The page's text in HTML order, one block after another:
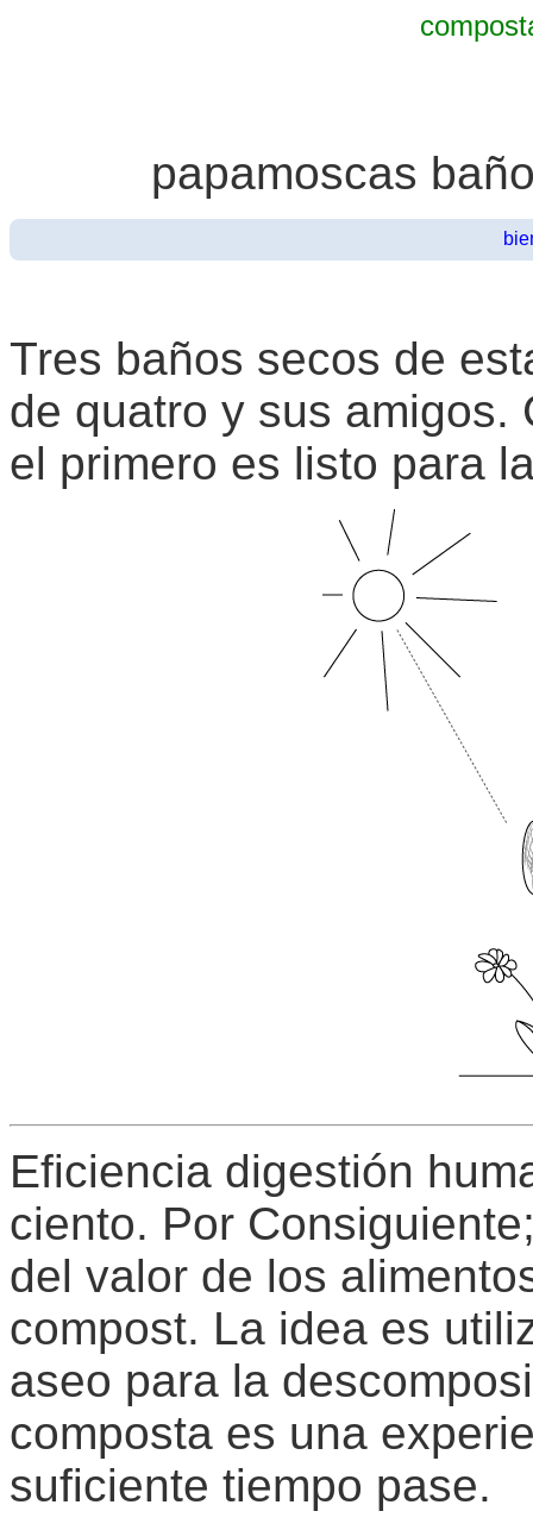
papamoscas
Tres baños secos de
de quatro y sus amigos.
el primero es listo para
Eficiencia digestión
ciento. Por
del valor de los
compost. La idea es
aseo para la
composta es una
suficiente tiempo pase.